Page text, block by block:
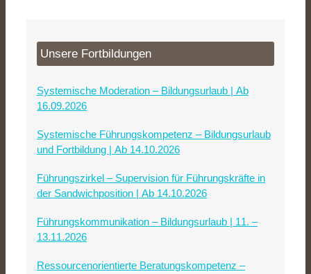
Unsere Fortbildungen
Systemische Moderation – Bildungsurlaub | Ab
16.09.2026
Systemische Führungskompetenz – Bildungsurlaub
und Fortbildung | Ab 14.10.2026
Führungszirkel – Supervision für Führungskräfte in
der Sandwichposition | Ab 14.10.2026
Führungskommunikation – Bildungsurlaub | 11. –
13.11.2026
Ressourcenorientierte Beratungskompetenz –